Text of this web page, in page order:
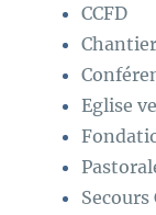
CCFD
Eglise